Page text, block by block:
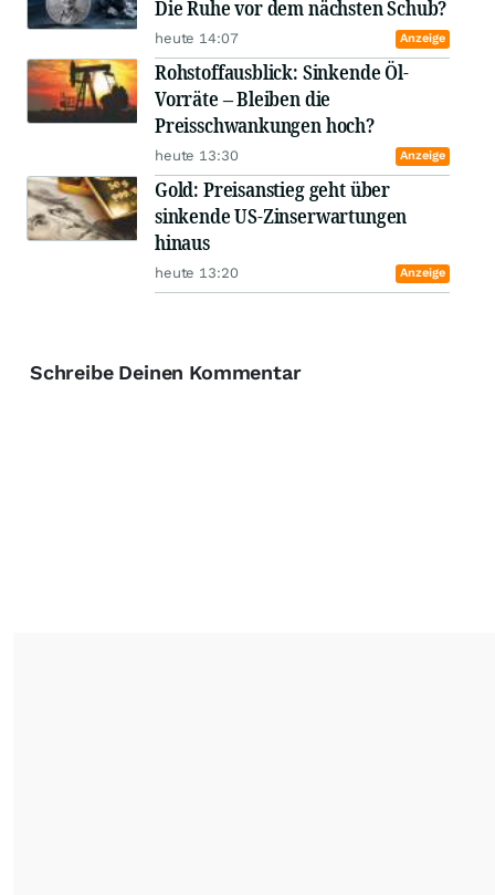
Die Ruhe vor dem nächsten Schub?
heute 14:07 Anzeige
Rohstoffausblick: Sinkende Öl-
Vorräte – Bleiben die
Preisschwankungen hoch?
heute 13:30 Anzeige
Gold: Preisanstieg geht über
sinkende US-Zinserwartungen
hinaus
heute 13:20 Anzeige
Schreibe Deinen Kommentar